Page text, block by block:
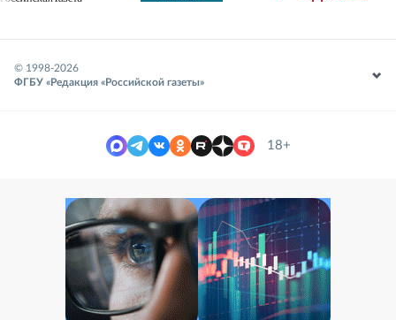
© 1998-2026
ФГБУ «Редакция «Российской газеты»
18+